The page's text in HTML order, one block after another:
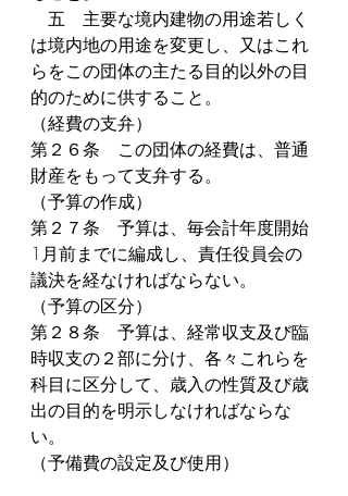
五　主要な境内建物の用途若しく
は境内地の用途を変更し、又はこれ
らをこの団体の主たる目的以外の目
的のために供すること。
（経費の支弁）
第２６条　この団体の経費は、普通
財産をもって支弁する。
（予算の作成）
第２７条　予算は、毎会計年度開始
1月前までに編成し、責任役員会の
議決を経なければならない。
（予算の区分）
第２８条　予算は、経常収支及び臨
時収支の２部に分け、各々これらを
科目に区分して、歳入の性質及び歳
出の目的を明示しなければならな
い。
（予備費の設定及び使用）